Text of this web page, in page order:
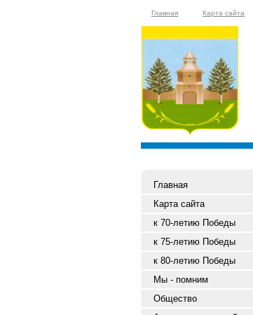
Главная Карта сайта
Главная
Карта сайта
к 70-летию Победы
к 75-летию Победы
к 80-летию Победы
Мы - помним
Общество